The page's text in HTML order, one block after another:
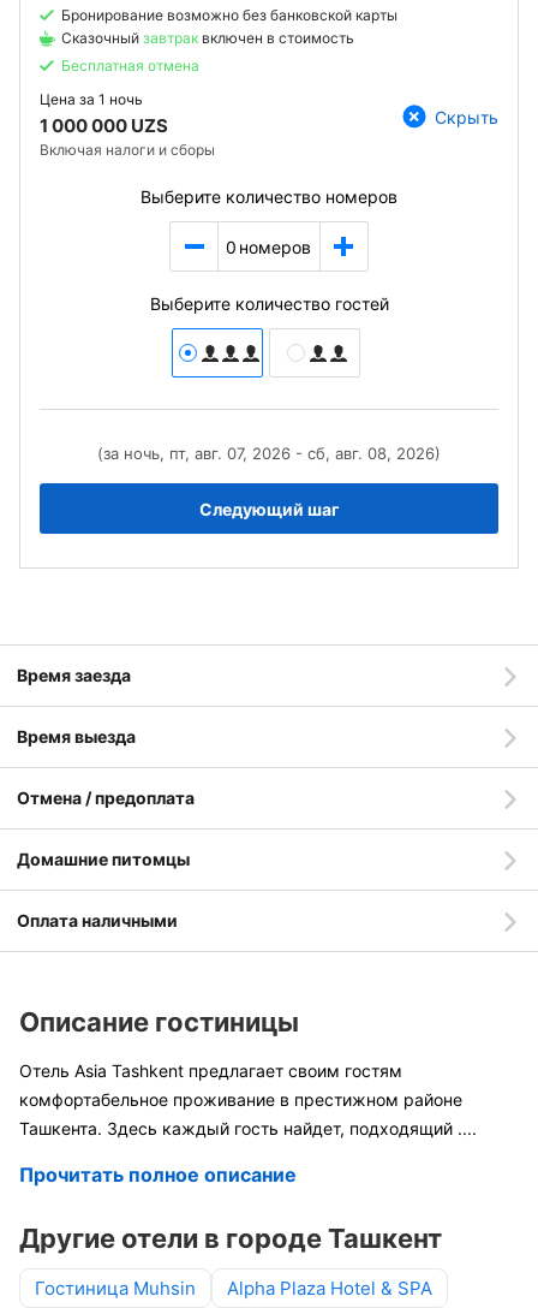
Бронирование возможно без банковской карты
Сказочный завтрак включен в стоимость
Бесплатная отмена
Цена за 1 ночь
1 000 000 UZS
Включая налоги и сборы
Скрыть
Выберите количество номеров
0 номеров
Выберите количество гостей
(за ночь, пт, авг. 07, 2026 - сб, авг. 08, 2026)
Следующий шаг
Время заезда
Время выезда
Отмена / предоплата
Домашние питомцы
Оплата наличными
Описание гостиницы
Отель Asia Tashkent предлагает своим гостям
комфортабельное проживание в престижном районе
Ташкента. Здесь каждый гость найдет, подходящий ....
Прочитать полное описание
Другие отели в городе Ташкент
Гостиница Muhsin
Alpha Plaza Hotel & SPA